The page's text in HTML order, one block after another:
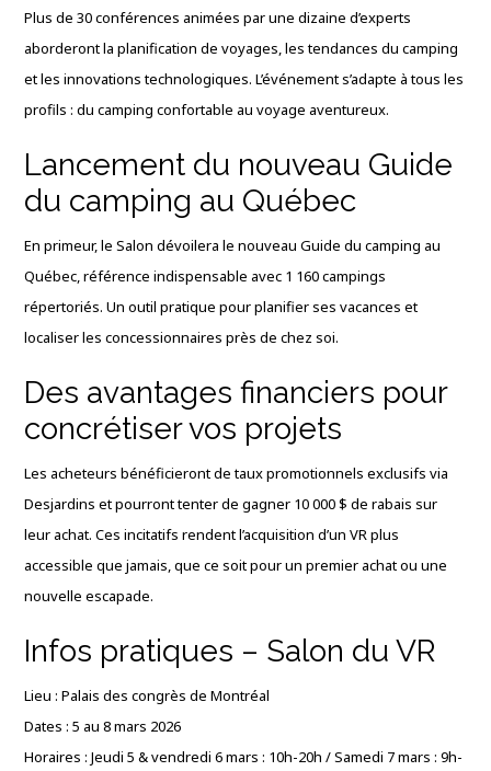
Plus de 30 conférences animées par une dizaine d’experts
aborderont la planification de voyages, les tendances du camping
et les innovations technologiques. L’événement s’adapte à tous les
profils : du camping confortable au voyage aventureux.
Lancement du nouveau Guide
du camping au Québec
En primeur, le Salon dévoilera le nouveau Guide du camping au
Québec, référence indispensable avec 1 160 campings
répertoriés. Un outil pratique pour planifier ses vacances et
localiser les concessionnaires près de chez soi.
Des avantages financiers pour
concrétiser vos projets
Les acheteurs bénéficieront de taux promotionnels exclusifs via
Desjardins et pourront tenter de gagner 10 000 $ de rabais sur
leur achat. Ces incitatifs rendent l’acquisition d’un VR plus
accessible que jamais, que ce soit pour un premier achat ou une
nouvelle escapade.
Infos pratiques – Salon du VR
Lieu : Palais des congrès de Montréal
Dates : 5 au 8 mars 2026
Horaires : Jeudi 5 & vendredi 6 mars : 10h-20h / Samedi 7 mars : 9h-